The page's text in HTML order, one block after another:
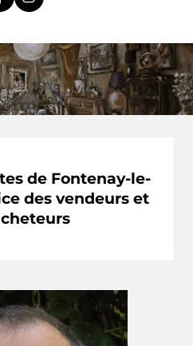
b
o
o
k
n
a
g
r
a
m
de Fontenay-le-
des vendeurs et